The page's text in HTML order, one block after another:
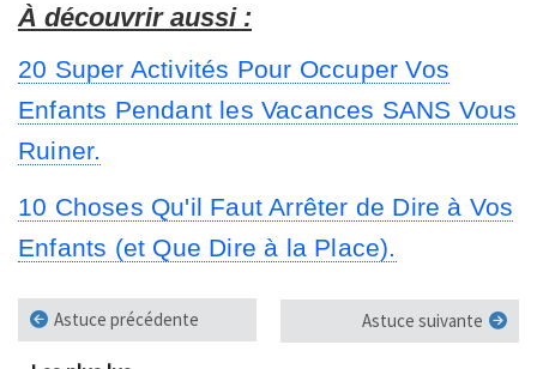
À découvrir aussi :
20 Super Activités Pour Occuper Vos
Enfants Pendant les Vacances SANS Vous
Ruiner.
10 Choses Qu'il Faut Arrêter de Dire à Vos
Enfants (et Que Dire à la Place).
Astuce précédente Astuce suivante